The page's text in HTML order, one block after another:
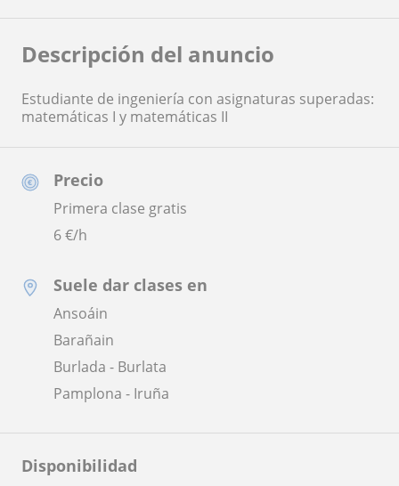
Precio
Primera clase gratis
6€/h
Suele dar clases en
Ansoáin
Barañain
Burlada - Burlata
Pamplona - Iruña
Disponibilidad
Descripción del anuncio
Estudiante de ingeniería con asignaturas superadas:
matemáticas I y matemáticas II